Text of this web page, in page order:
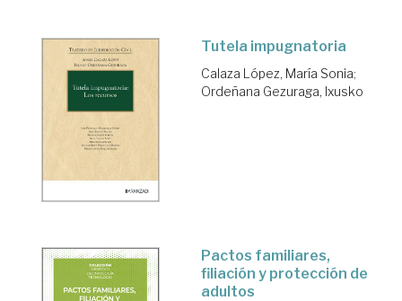
Tutela impugnatoria
Calaza López, María Sonia;
Ordeñana Gezuraga, Ixusko
Pactos familiares,
filiación y protección de
adultos